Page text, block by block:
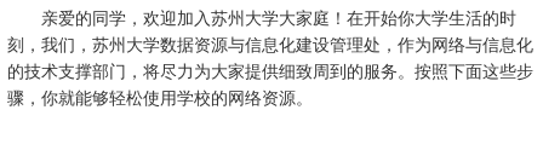
亲爱的同学，欢迎加入苏州大学大家庭！在开始你大学生活的时
刻，我们，苏州大学数据资源与信息化建设管理处，作为网络与信息化
的技术支撑部门，将尽力为大家提供细致周到的服务。按照下面这些步
骤，你就能够轻松使用学校的网络资源。